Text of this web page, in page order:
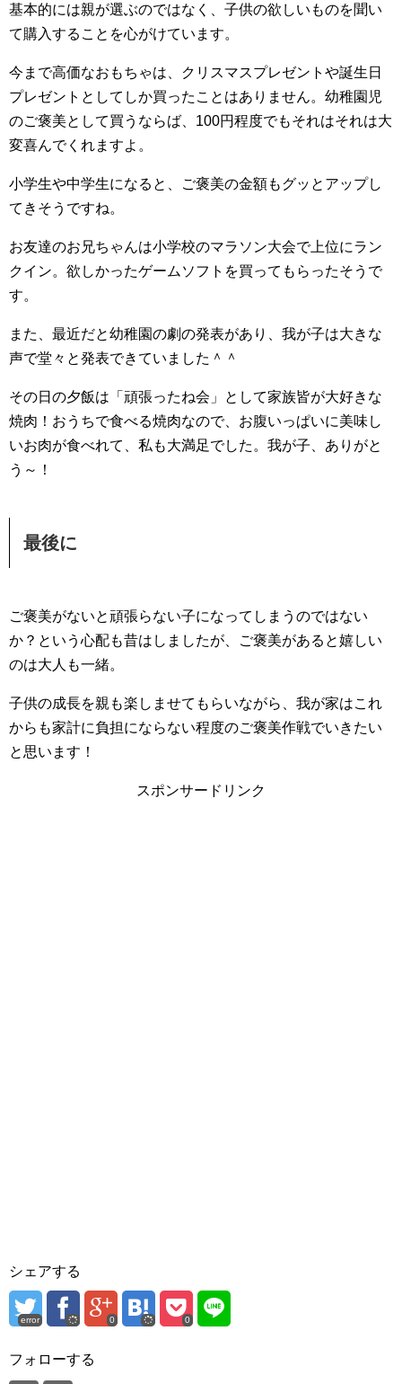
基本的には親が選ぶのではなく、子供の欲しいものを聞い
て購入することを心がけています。
今まで高価なおもちゃは、クリスマスプレゼントや誕生日
プレゼントとしてしか買ったことはありません。幼稚園児
のご褒美として買うならば、100円程度でもそれはそれは大
変喜んでくれますよ。
小学生や中学生になると、ご褒美の金額もグッとアップし
てきそうですね。
お友達のお兄ちゃんは小学校のマラソン大会で上位にラン
クイン。欲しかったゲームソフトを買ってもらったそうで
す。
また、最近だと幼稚園の劇の発表があり、我が子は大きな
声で堂々と発表できていました＾＾
その日の夕飯は「頑張ったね会」として家族皆が大好きな
焼肉！おうちで食べる焼肉なので、お腹いっぱいに美味し
いお肉が食べれて、私も大満足でした。我が子、ありがと
う～！
最後に
ご褒美がないと頑張らない子になってしまうのではない
か？という心配も昔はしましたが、ご褒美があると嬉しい
のは大人も一緒。
子供の成長を親も楽しませてもらいながら、我が家はこれ
からも家計に負担にならない程度のご褒美作戦でいきたい
と思います！
スポンサードリンク
シェアする
error 0 0
フォローする